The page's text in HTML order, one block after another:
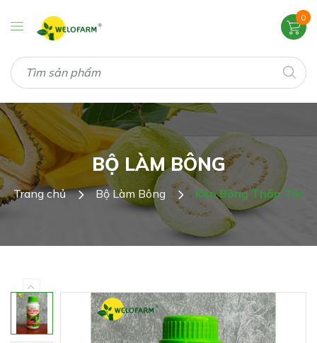
0
BỘ LÀM BÔNG
Trang chủ Bộ Làm Bông Kéo Bông Thần Tốc